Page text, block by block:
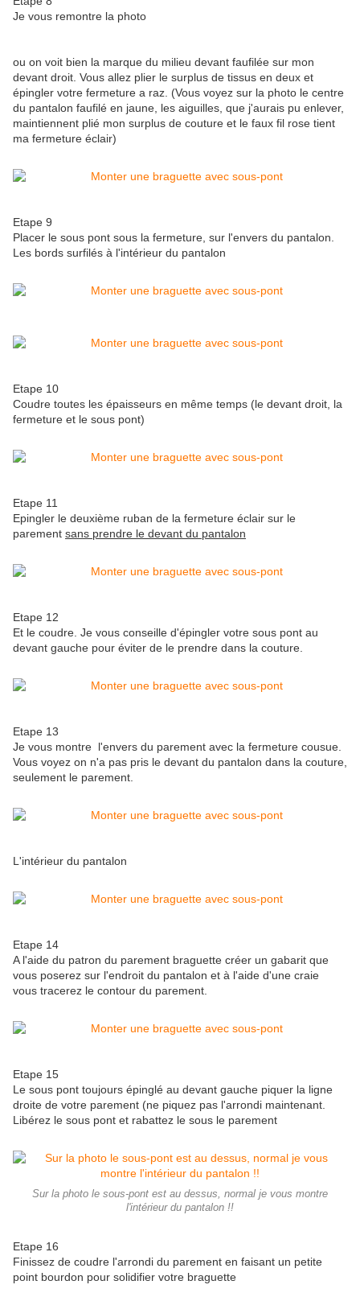
Je vous remontre la photo
ou on voit bien la marque du milieu devant faufilée sur mon
devant droit. Vous allez plier le surplus de tissus en deux et
épingler votre fermeture a raz. (Vous voyez sur la photo le centre
du pantalon faufilé en jaune, les aiguilles, que j'aurais pu enlever,
maintiennent plié mon surplus de couture et le faux fil rose tient
ma fermeture éclair)
Etape 9
Placer le sous pont sous la fermeture, sur l'envers du pantalon.
Les bords surfilés à l'intérieur du pantalon
Etape 10
Coudre toutes les épaisseurs en même temps (le devant droit, la
fermeture et le sous pont)
Etape 11
Epingler le deuxième ruban de la fermeture éclair sur le
parement sans prendre le devant du pantalon
Etape 12
Et le coudre. Je vous conseille d'épingler votre sous pont au
devant gauche pour éviter de le prendre dans la couture.
Etape 13
Je vous montre l'envers du parement avec la fermeture cousue.
Vous voyez on n'a pas pris le devant du pantalon dans la couture,
seulement le parement.
L'intérieur du pantalon
Etape 14
A l'aide du patron du parement braguette créer un gabarit que
vous poserez sur l'endroit du pantalon et à l'aide d'une craie
vous tracerez le contour du parement.
Etape 15
Le sous pont toujours épinglé au devant gauche piquer la ligne
droite de votre parement (ne piquez pas l'arrondi maintenant.
Libérez le sous pont et rabattez le sous le parement
Sur la photo le sous-pont est au dessus, normal je vous montre
l'intérieur du pantalon !!
Etape 16
Finissez de coudre l'arrondi du parement en faisant un petite
point bourdon pour solidifier votre braguette